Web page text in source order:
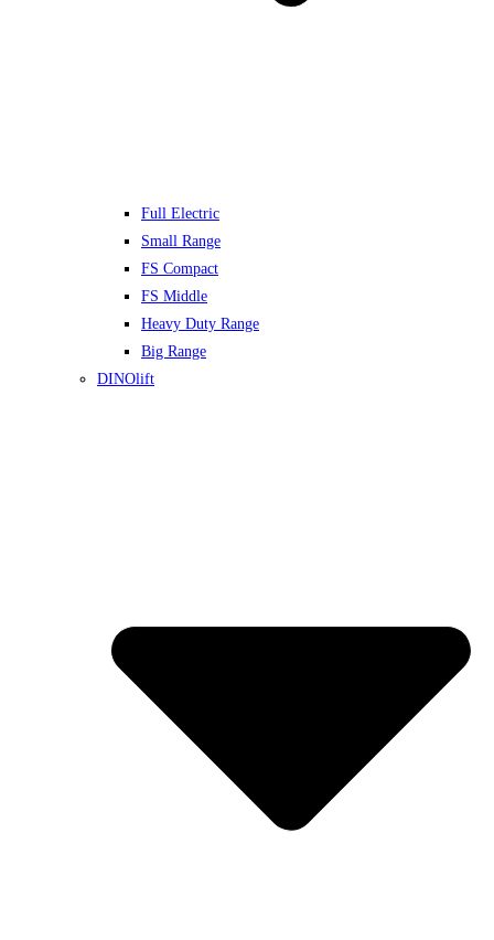
Full Electric
Small Range
FS Compact
FS Middle
Heavy Duty Range
Big Range
DINOlift